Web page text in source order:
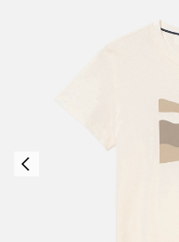
AIGLE CLUB ポイン